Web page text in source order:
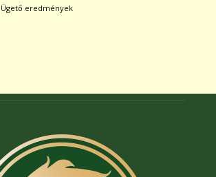
Ügető eredmények